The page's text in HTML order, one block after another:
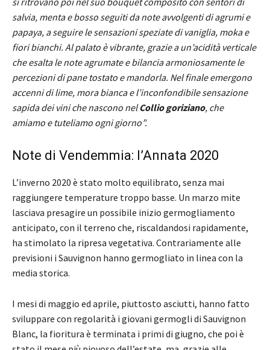
salvia, menta e bosso seguiti da note avvolgenti di agrumi e
papaya, a seguire le sensazioni speziate di vaniglia, moka e
fiori bianchi. Al palato è vibrante, grazie a un’acidità verticale
che esalta le note agrumate e bilancia armoniosamente le
percezioni di pane tostato e mandorla. Nel finale emergono
accenni di lime, mora bianca e l’inconfondibile sensazione
sapida dei vini che nascono nelCollio goriziano, che
amiamo e tuteliamo ogni giorno”.
Note di Vendemmia: l’Annata 2020
L’inverno 2020 è stato molto equilibrato, senza mai
raggiungere temperature troppo basse. Un marzo mite
lasciava presagire un possibile inizio germogliamento
anticipato, con il terreno che, riscaldandosi rapidamente,
ha stimolato la ripresa vegetativa. Contrariamente alle
previsioni i Sauvignon hanno germogliato in linea con la
media storica.
I mesi di maggio ed aprile, piuttosto asciutti, hanno fatto
sviluppare con regolarità i giovani germogli di Sauvignon
Blanc, la fioritura è terminata i primi di giugno, che poi è